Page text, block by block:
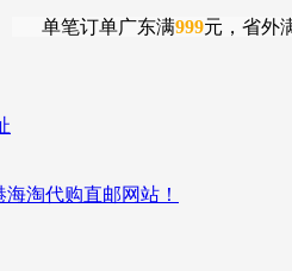
单笔订单广东满999元，省外